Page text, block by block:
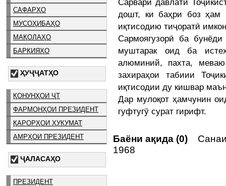
САФАРҲО
МУСОҲИБАҲО
МАҚОЛАҲО
БАРҚИЯҲО
ҲУҶҶАТҲО
ҚОНУНҲОИ ҶТ
ФАРМОНҲОИ ПРЕЗИДЕНТ
ҚАРОРҲОИ ҲУКУМАТ
АМРҲОИ ПРЕЗИДЕНТ
ҶАЛАСАҲО
ПРЕЗИДЕНТ
Сарвари давлати
дошт, ки баҳри боз ҳам
иқтисодию тиҷоратӣ
Сармоягузорӣ ба бунёди
муштарак оид ба
алюминий, пахта, меваю
захираҳои табиии
иқтисодии ду кишвар
Дар мулоқот ҳамчунин
гуфтугӯ сурат гирифт.
Баёни ақида (0)
1968